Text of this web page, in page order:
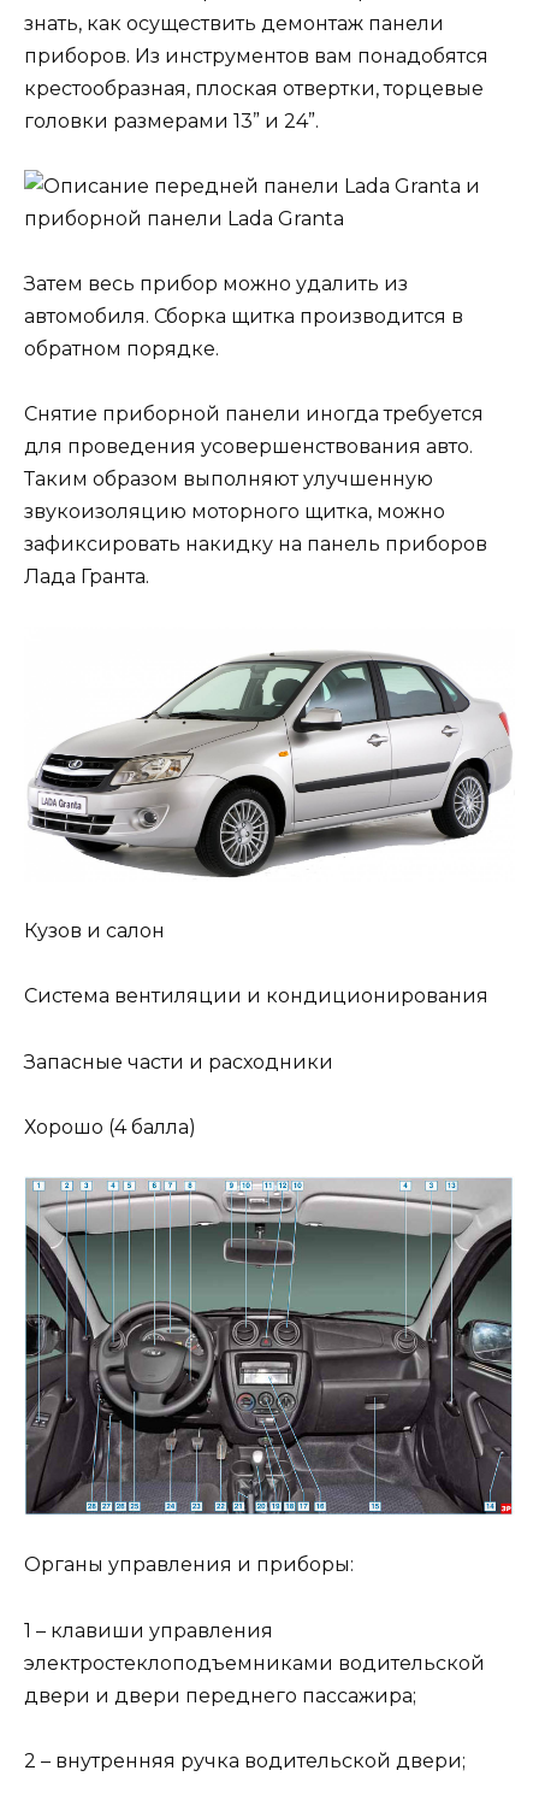
знать, как осуществить демонтаж панели
приборов. Из инструментов вам понадобятся
крестообразная, плоская отвертки, торцевые
головки размерами 13” и 24”.
Затем весь прибор можно удалить из
автомобиля. Сборка щитка производится в
обратном порядке.
Снятие приборной панели иногда требуется
для проведения усовершенствования авто.
Таким образом выполняют улучшенную
звукоизоляцию моторного щитка, можно
зафиксировать накидку на панель приборов
Лада Гранта.
Кузов и салон
Система вентиляции и кондиционирования
Запасные части и расходники
Хорошо (4 балла)
Органы управления и приборы:
1 – клавиши управления
электростеклоподъемниками водительской
двери и двери переднего пассажира;
2 – внутренняя ручка водительской двери;